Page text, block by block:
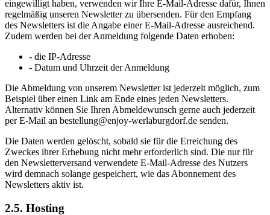
eingewilligt haben, verwenden wir Ihre E-Mail-Adresse dafür, Ihnen
regelmäßig unseren Newsletter zu übersenden. Für den Empfang
des Newsletters ist die Angabe einer E-Mail-Adresse ausreichend.
Zudem werden bei der Anmeldung folgende Daten erhoben:
- die IP-Adresse
- Datum und Uhrzeit der Anmeldung
Die Abmeldung von unserem Newsletter ist jederzeit möglich, zum
Beispiel über einen Link am Ende eines jeden Newsletters.
Alternativ können Sie Ihren Abmeldewunsch gerne auch jederzeit
per E-Mail an bestellung@enjoy-werlaburgdorf.de senden.
Die Daten werden gelöscht, sobald sie für die Erreichung des
Zweckes ihrer Erhebung nicht mehr erforderlich sind. Die nur für
den Newsletterversand verwendete E-Mail-Adresse des Nutzers
wird demnach solange gespeichert, wie das Abonnement des
Newsletters aktiv ist.
2.5. Hosting